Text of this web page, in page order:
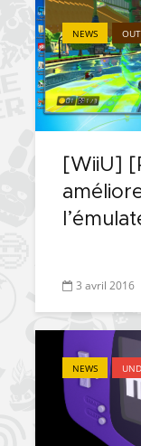
NEWS
[WiiU]
3 avril 2016
NEWS